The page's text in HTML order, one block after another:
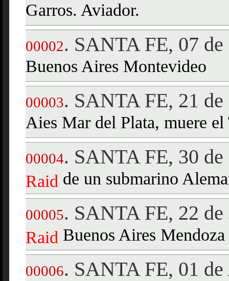
Garros. Aviador.
00002. SANTA FE, 07 de
Buenos Aires Montevideo
00003. SANTA FE, 21 de
Aies Mar del Plata, muere
00004. SANTA FE, 30
Raid de un submarino
00005. SANTA FE, 22
Raid Buenos Aires Mendoza
00006. SANTA FE, 01